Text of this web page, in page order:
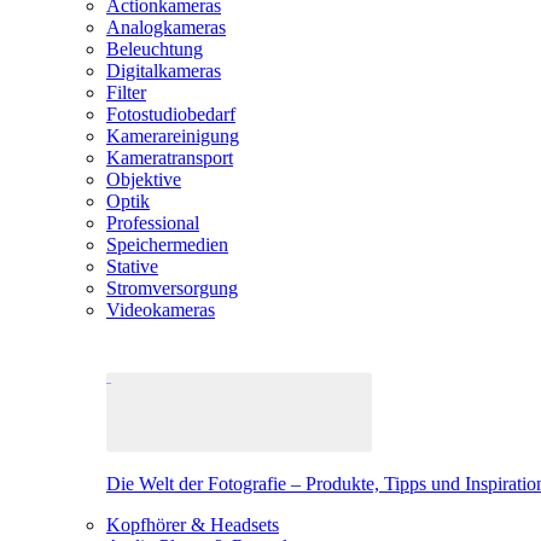
Actionkameras
Analogkameras
Beleuchtung
Digitalkameras
Filter
Fotostudiobedarf
Kamerareinigung
Kameratransport
Objektive
Optik
Professional
Speichermedien
Stative
Stromversorgung
Videokameras
Die Welt der Fotografie – Produkte, Tipps und
Kopfhörer & Headsets